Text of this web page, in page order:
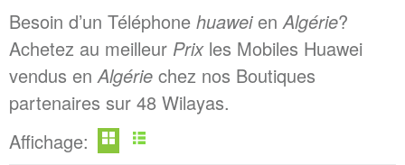
Besoin d’un Téléphone huawei enAlgérie?
Achetez au meilleur Prixles Mobiles Huawei
vendus enAlgérie chez nos Boutiques
partenaires sur 48 Wilayas.
Affichage: